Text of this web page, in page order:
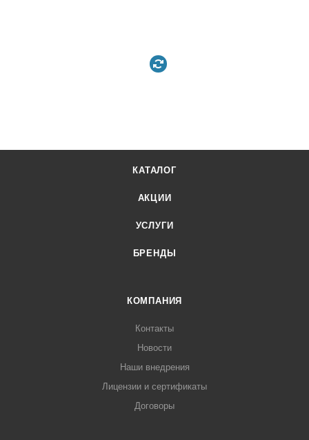
КАТАЛОГ
АКЦИИ
УСЛУГИ
БРЕНДЫ
КОМПАНИЯ
Контакты
Новости
Наши внедрения
Лицензии и сертификаты
Договоры